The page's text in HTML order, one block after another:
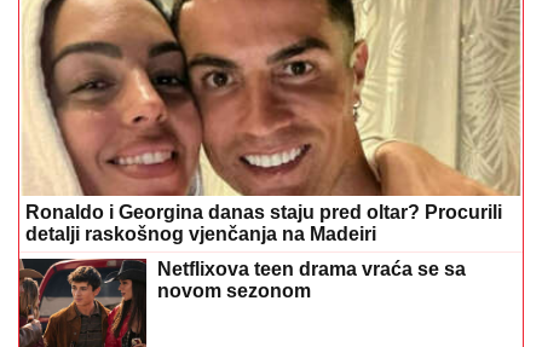
Ronaldo i Georgina danas staju pred oltar? Procurili
detalji raskošnog vjenčanja na Madeiri
Netflixova teen drama vraća se sa
novom sezonom